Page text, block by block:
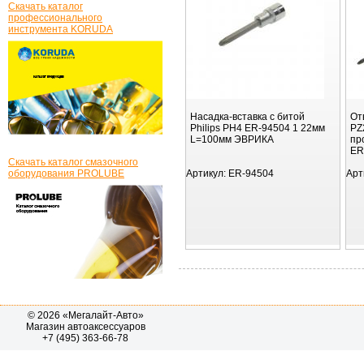
Насадка-вставка с битой
Philips PH4 ER-94504 1 22мм
L=100мм ЭВРИКА
Артикул: ER-94504
Скачать каталог
профессионального
инструмента KORUDA
Скачать каталог смазочного
оборудования PROLUBE
© 2026 «Мегалайт-Авто»
Магазин автоаксессуаров
+7 (495) 363-66-78